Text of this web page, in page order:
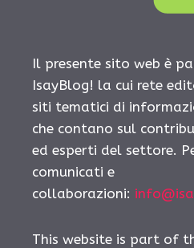
Il presente sito web è
IsayBlog! la cui rete
siti tematici di
che contano sul
ed esperti del settore.
comunicati e
collaborazioni:
This website is part of